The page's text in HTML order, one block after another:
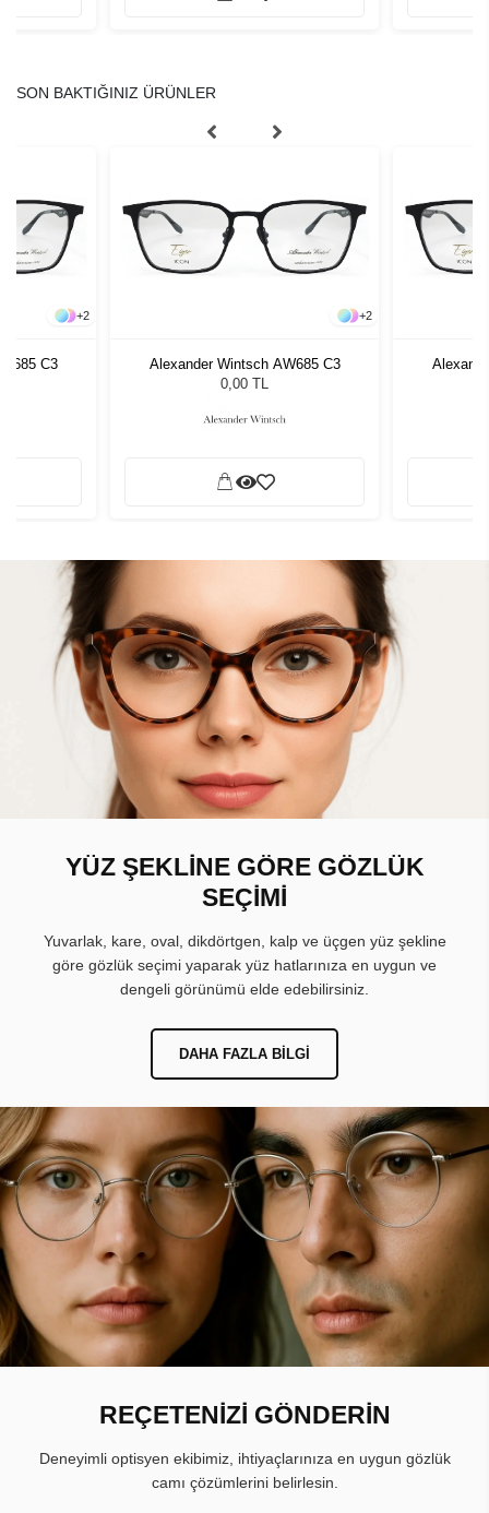
SON BAKTIĞINIZ ÜRÜNLER
+2
C3
+2
Alexander Wintsch AW685 C3
0,00 TL
YÜZ ŞEKLİNE GÖRE GÖZLÜK
SEÇİMİ
Yuvarlak, kare, oval, dikdörtgen, kalp ve üçgen yüz şekline
göre gözlük seçimi yaparak yüz hatlarınıza en uygun ve
dengeli görünümü elde edebilirsiniz.
DAHA FAZLA BILGI
REÇETENİZİ GÖNDERİN
Deneyimli optisyen ekibimiz, ihtiyaçlarınıza en uygun gözlük
camı çözümlerini belirlesin.